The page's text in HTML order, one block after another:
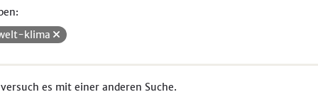
klima
es mit einer anderen Suche.